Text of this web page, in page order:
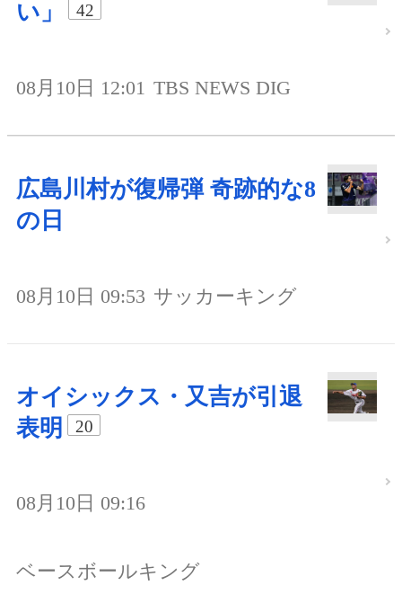
い」 42
08月10日 12:01 TBS NEWS DIG
広島川村が復帰弾 奇跡的な8
の日
08月10日 09:53 サッカーキング
オイシックス・又吉が引退
表明
20
08月10日 09:16
ベースボールキング